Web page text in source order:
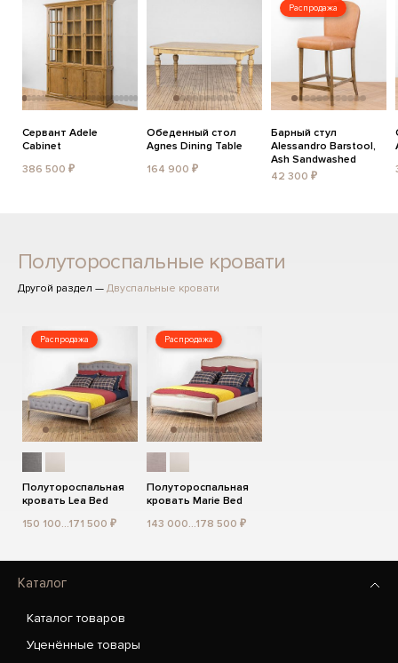
Сервант Adele
Cabinet
386 500 ₽
Обеденный стол
Agnes Dining Table
164 900 ₽
Распродажа
Барный стул
Alessandro Barstool,
Ash Sandwashed
42 300 ₽
Полутороспальные кровати
Другой раздел — Двуспальные кровати
Распродажа
Полутороспальная
кровать Lea Bed
150 100...171 500 ₽
Распродажа
Полутороспальная
кровать Marie Bed
143 000...178 500 ₽
Каталог
Каталог товаров
Уценённые товары